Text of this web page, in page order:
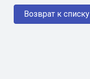
Возврат к списку